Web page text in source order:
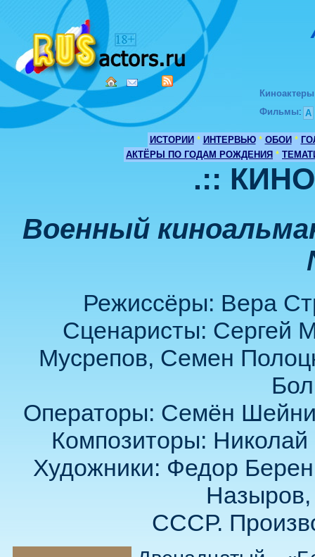
Киноактеры
Фильмы: А
ИСТОРИИ * ИНТЕРВЬЮ * ОБОИ *
АКТЁРЫ ПО ГОДАМ РОЖДЕНИЯ *
.::
Военный
Режиссёры: Вера
Сценаристы: Сергей
Мусрепов, Семен
Операторы: Семён
Композиторы:
Художники: Федор
СССР.